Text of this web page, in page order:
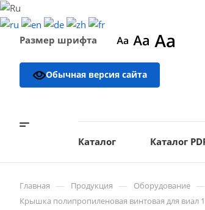
Размер шрифта
Обычная версия сайта
Каталог Каталог
Главная — Продукция — Оборудование —
Крышка полипропиленовая винтовая для виал